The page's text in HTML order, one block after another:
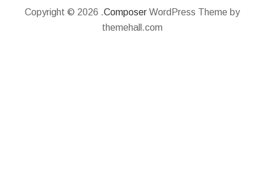
Copyright © 2026 .ComposerWordPress Theme by
themehall.com